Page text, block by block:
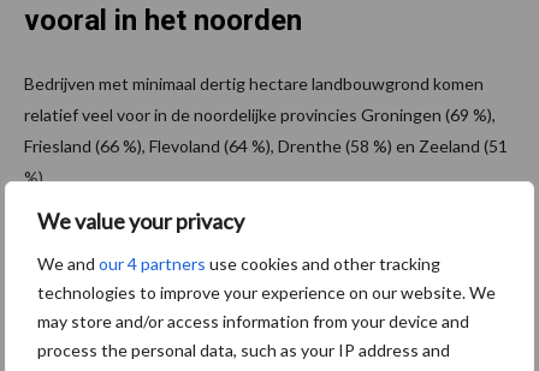
We value your privacy
We and our 4 partners use cookies and other tracking
technologies to improve your experience on our website. We
may store and/or access information from your device and
process the personal data, such as your IP address and
vooral in het noorden
Bedrijven met minimaal dertig hectare landbouwgrond komen
relatief veel voor in de noordelijke provincies Groningen (69 %),
Friesland (66 %), Flevoland (64 %), Drenthe (58 %) en Zeeland (51
%).
In Zuid-Holland is ruim een derde (35 procent) van de bedrijven
kleiner dan vijf hectare. Een deel van deze bedrijven bestaat uit
glastuinbouwbedrijven, die met relatief weinig cultuurgrond toe
kunnen. Bedrijven met minder dan vijf hectare cultuurgrond
komen weinig voor in Flevoland (6 %), Groningen (8 %) en